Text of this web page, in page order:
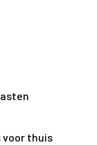
voor thuis